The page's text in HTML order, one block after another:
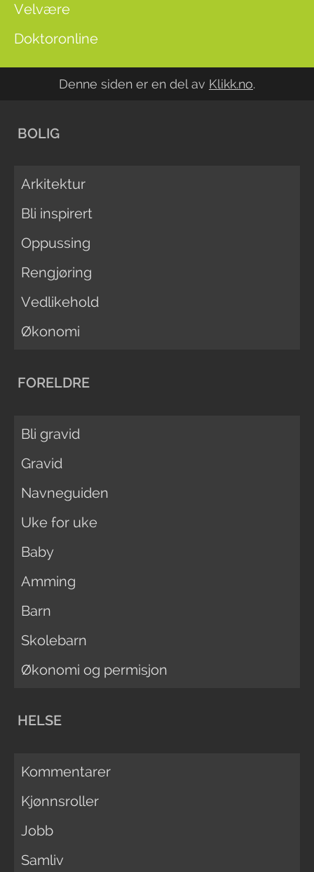
Velvære
Doktoronline
Denne siden er en del av Klikk.no.
BOLIG
Arkitektur
Bli inspirert
Oppussing
Rengjøring
Vedlikehold
Økonomi
FORELDRE
Bli gravid
Gravid
Navneguiden
Uke for uke
Baby
Amming
Barn
Skolebarn
Økonomi og permisjon
HELSE
Kommentarer
Kjønnsroller
Jobb
Samliv